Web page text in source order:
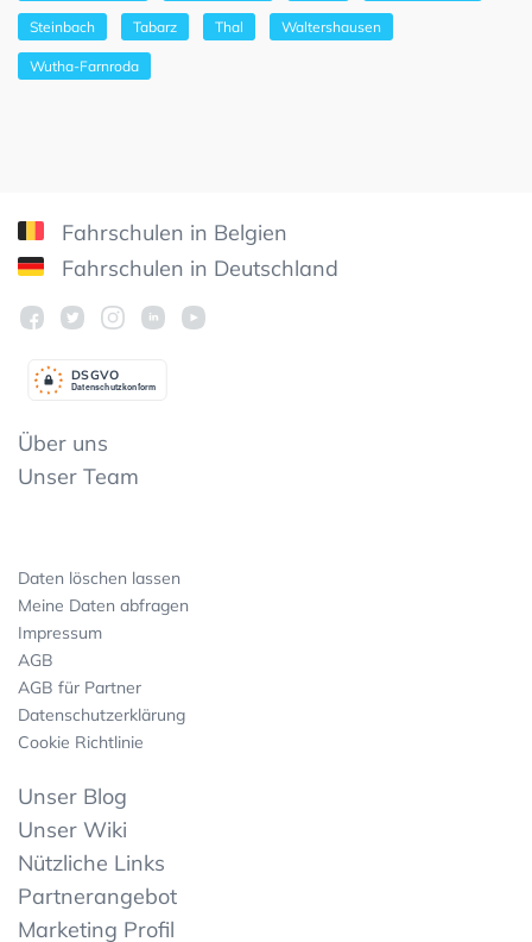
Steinbach Tabarz Thal Waltershausen
Wutha-Farnroda
Fahrschulen in Belgien
Fahrschulen in Deutschland
Datenschutzkonform
DSGVO
Über uns
Unser Team
Daten löschen lassen
Meine Daten abfragen
Impressum
AGB
AGB für Partner
Datenschutzerklärung
Cookie Richtlinie
Unser Blog
Unser Wiki
Nützliche Links
Partnerangebot
Marketing Profil